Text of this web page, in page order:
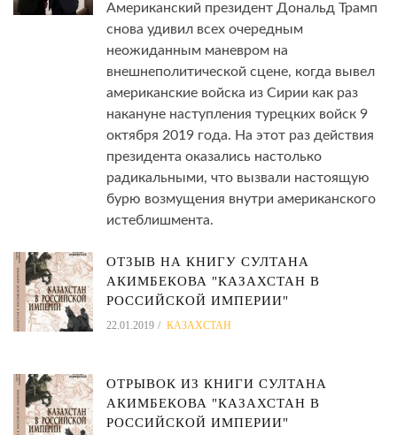
Американский президент Дональд Трамп
снова удивил всех очередным
неожиданным маневром на
внешнеполитической сцене, когда вывел
американские войска из Сирии как раз
накануне наступления турецких войск 9
октября 2019 года. На этот раз действия
президента оказались настолько
радикальными, что вызвали настоящую
бурю возмущения внутри американского
истеблишмента.
ОТЗЫВ НА КНИГУ СУЛТАНА
АКИМБЕКОВА "КАЗАХСТАН В
РОССИЙСКОЙ ИМПЕРИИ"
22.01.2019 КАЗАХСТАН
ОТРЫВОК ИЗ КНИГИ СУЛТАНА
АКИМБЕКОВА "КАЗАХСТАН В
РОССИЙСКОЙ ИМПЕРИИ"